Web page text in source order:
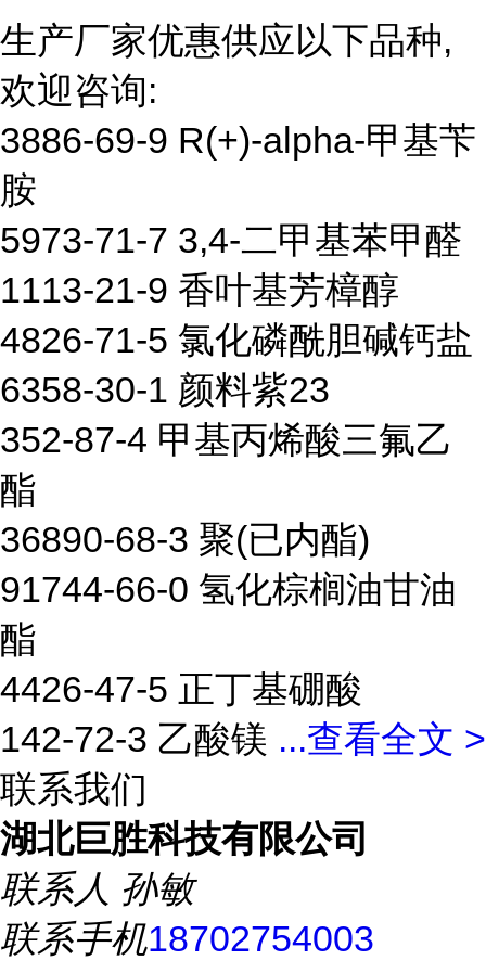
生产厂家优惠供应以下品种,
欢迎咨询:
3886-69-9 R(+)-alpha-甲基苄
胺
5973-71-7 3,4-二甲基苯甲醛
1113-21-9 香叶基芳樟醇
4826-71-5 氯化磷酰胆碱钙盐
6358-30-1 颜料紫23
352-87-4 甲基丙烯酸三氟乙
酯
36890-68-3 聚(已内酯)
91744-66-0 氢化棕榈油甘油
酯
4426-47-5 正丁基硼酸
142-72-3 乙酸镁 ...查看全文 >
联系我们
湖北巨胜科技有限公司
联系人 孙敏
联系手机18702754003